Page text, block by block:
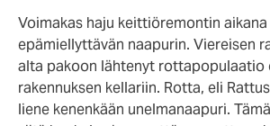
Voimakas haju keittiöremontin
epämiellyttävän naapurin. Viereisen
alta pakoon lähtenyt rottapopulaatio
rakennuksen kellariin. Rotta, eli
liene kenenkään unelmanaapuri.